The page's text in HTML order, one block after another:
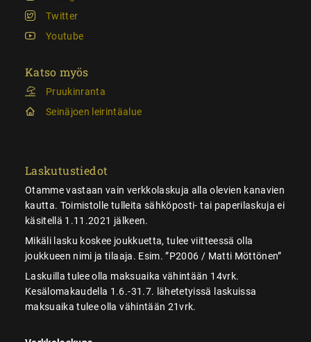
Twitter
Youtube
Katso myös
Pruukinranta
Seinäjoen leirintäalue
Laskutustiedot
Otamme vastaan vain verkkolaskuja alla olevien kanavien
kautta. Toimistolle tulleita sähköposti- tai paperilaskuja ei
käsitellä 1.11.2021 jälkeen.
Mikäli lasku koskee joukkuetta, tulee viitteessä olla
joukkueen nimi ja tilaaja. Esim. ”P2006 / Matti Möttönen”
Laskuilla tulee olla maksuaika vähintään 14vrk.
Kesälomakaudella 1.6.-31.7. lähetetyissä laskuissa
maksuaika tulee olla vähintään 21vrk.